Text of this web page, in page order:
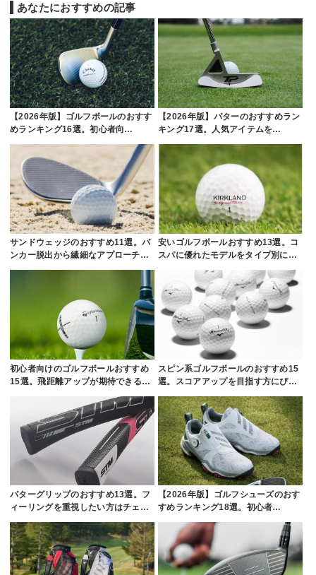
あなたにおすすめの記事
【2026年版】ゴルフボールのおすす
めランキング16選。初心者向…
【2026年版】パターのおすすめラン
キング17選。人気アイテムを…
サンドウェッジのおすすめ11選。バ
ンカー脱出から繊細なアプローチ…
安いゴルフボールおすすめ13選。コ
スパに優れたモデルをタイプ別に…
初心者向けのゴルフボールおすすめ
15選。飛距離アップが期待できる…
スピン系ゴルフボールのおすすめ15
選。スコアアップを目指す方にぴ…
パターグリップのおすすめ13選。フ
ィーリングを重視したい方はチェ…
【2026年版】ゴルフシューズのおす
すめランキング18選。初心者…